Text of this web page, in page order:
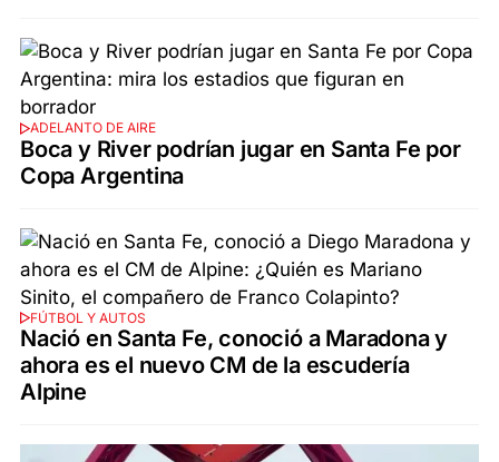
ADELANTO DE AIRE
Boca y River podrían jugar en Santa Fe por
Copa Argentina
FÚTBOL Y AUTOS
Nació en Santa Fe, conoció a Maradona y
ahora es el nuevo CM de la escudería
Alpine